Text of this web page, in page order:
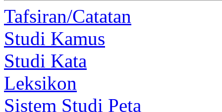
Tafsiran/Catatan
Studi Kamus
Studi Kata
Leksikon
Sistem Studi Peta